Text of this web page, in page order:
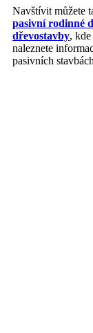
Navštívit můžete
pasivní rodinné
dřevostavby, kde
naleznete
pasivních